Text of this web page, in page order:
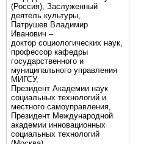
(Россия), Заслуженный
деятель культуры,
Патрушев Владимир
Иванович –
доктор социологических наук,
профессор кафедры
государственного и
муниципального управления
МИГСУ,
Президент Академии наук
социальных технологий и
местного самоуправления,
Президент Международной
академии инновационных
социальных технологий